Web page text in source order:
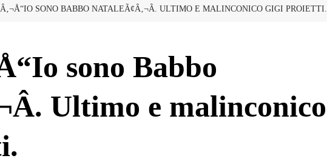
SONO BABBO NATALEÃ¢Â‚¬Â. ULTIMO E MALINCONICO GIGI PROIETTI.
sono Babbo
Ultimo e malinconico